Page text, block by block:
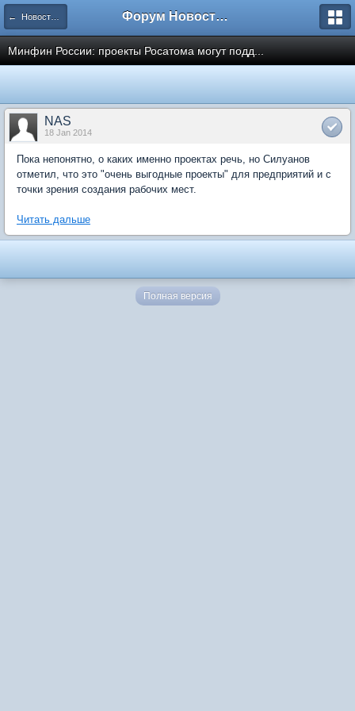
← Новости рынка недвижимости Форум Новостройки
Минфин России: проекты Росатома могут подд...
NAS
18 Jan 2014
Пока непонятно, о каких именно проектах речь, но Силуанов
отметил, что это "очень выгодные проекты" для предприятий и с
точки зрения создания рабочих мест.
Читать дальше
Полная версия